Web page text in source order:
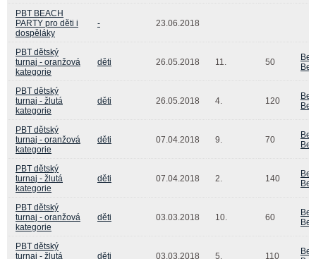
PBT BEACH
PARTY pro děti i
dospěláky
- 23.06.2018
PBT dětský
turnaj - oranžová
kategorie
děti 26.05.2018 11. 50
PBT dětský
turnaj - žlutá
kategorie
děti 26.05.2018 4. 120
PBT dětský
turnaj - oranžová
kategorie
děti 07.04.2018 9. 70
PBT dětský
turnaj - žlutá
kategorie
děti 07.04.2018 2. 140
PBT dětský
turnaj - oranžová
kategorie
děti 03.03.2018 10. 60
PBT dětský
turnaj - žlutá
děti 03.03.2018 5. 110